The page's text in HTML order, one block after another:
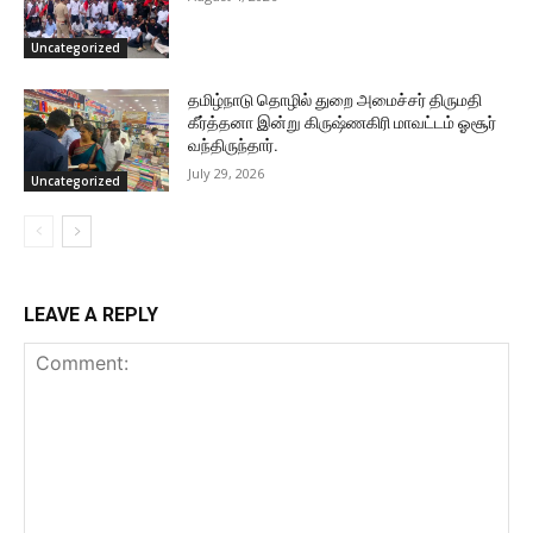
Uncategorized
Uncategorized
தமிழ்நாடு தொழில் துறை அமைச்சர் திருமதி
கீர்த்தனா இன்று கிருஷ்ணகிரி மாவட்டம் ஓசூர்
வந்திருந்தார்.
July 29, 2026
LEAVE A REPLY